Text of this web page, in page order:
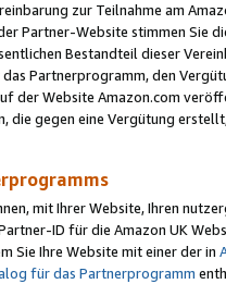
zur Teilnahme am
Partner-Website stimmen Sie
Bestandteil dieser
Partnerprogramm, den
der Website Amazon.com
die gegen eine Vergütung
mit Ihrer Website, Ihren
ID für die Amazon UK
Sie Ihre Website mit einer der in
für das Partnerprogramm